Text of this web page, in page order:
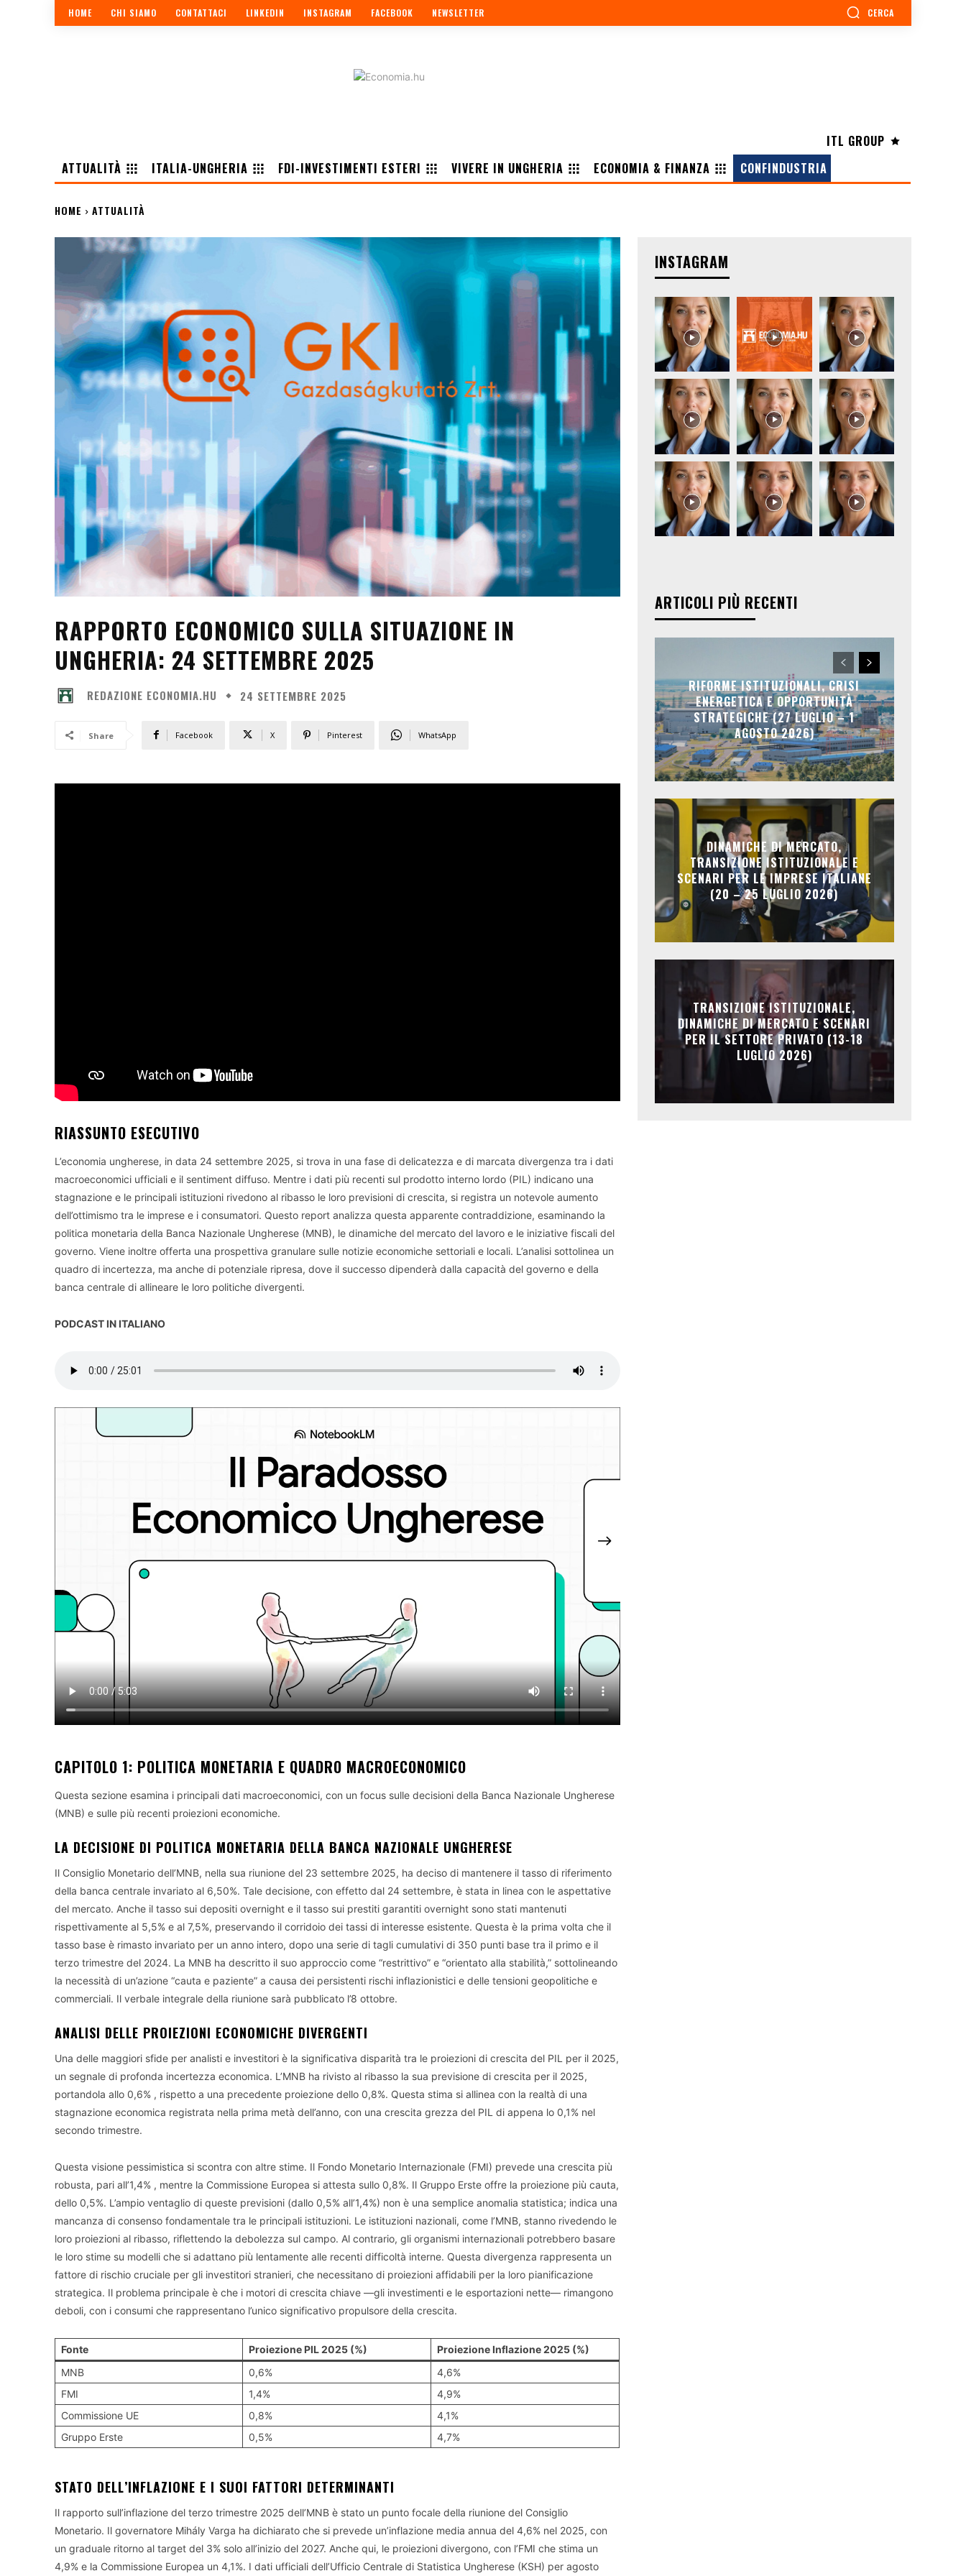
HOME CHI SIAMO CONTATTACI LINKEDIN INSTAGRAM FACEBOOK NEWSLETTER CERCA
ITL GROUP
ATTUALITÀ
ITALIA-UNGHERIA FDI-INVESTIMENTI ESTERI VIVERE IN UNGHERIA ECONOMIA & FINANZA CONFINDUSTRIA
HOME ATTUALITÀ
RAPPORTO ECONOMICO SULLA SITUAZIONE IN
UNGHERIA: 24 SETTEMBRE 2025
REDAZIONE ECONOMIA.HU 24 SETTEMBRE 2025
Share Facebook X Pinterest WhatsApp
RIASSUNTO ESECUTIVO
L’economia ungherese, in data 24 settembre 2025, si trova in una fase di delicatezza e di marcata divergenza tra i dati
macroeconomici ufficiali e il sentiment diffuso. Mentre i dati più recenti sul prodotto interno lordo (PIL) indicano una
stagnazione e le principali istituzioni rivedono al ribasso le loro previsioni di crescita, si registra un notevole aumento
dell’ottimismo tra le imprese e i consumatori. Questo report analizza questa apparente contraddizione, esaminando la
politica monetaria della Banca Nazionale Ungherese (MNB), le dinamiche del mercato del lavoro e le iniziative fiscali del
governo. Viene inoltre offerta una prospettiva granulare sulle notizie economiche settoriali e locali. L’analisi sottolinea un
quadro di incertezza, ma anche di potenziale ripresa, dove il successo dipenderà dalla capacità del governo e della
banca centrale di allineare le loro politiche divergenti.
PODCAST IN ITALIANO
CAPITOLO 1: POLITICA MONETARIA E QUADRO MACROECONOMICO
Questa sezione esamina i principali dati macroeconomici, con un focus sulle decisioni della Banca Nazionale Ungherese
(MNB) e sulle più recenti proiezioni economiche.
LA DECISIONE DI POLITICA MONETARIA DELLA BANCA NAZIONALE UNGHERESE
Il Consiglio Monetario dell’MNB, nella sua riunione del 23 settembre 2025, ha deciso di mantenere il tasso di riferimento
della banca centrale invariato al 6,50%. Tale decisione, con effetto dal 24 settembre, è stata in linea con le aspettative
del mercato. Anche il tasso sui depositi overnight e il tasso sui prestiti garantiti overnight sono stati mantenuti
rispettivamente al 5,5% e al 7,5%, preservando il corridoio dei tassi di interesse esistente. Questa è la prima volta che il
tasso base è rimasto invariato per un anno intero, dopo una serie di tagli cumulativi di 350 punti base tra il primo e il
terzo trimestre del 2024. La MNB ha descritto il suo approccio come “restrittivo” e “orientato alla stabilità,” sottolineando
la necessità di un’azione “cauta e paziente” a causa dei persistenti rischi inflazionistici e delle tensioni geopolitiche e
commerciali. Il verbale integrale della riunione sarà pubblicato l’8 ottobre.
ANALISI DELLE PROIEZIONI ECONOMICHE DIVERGENTI
Una delle maggiori sfide per analisti e investitori è la significativa disparità tra le proiezioni di crescita del PIL per il 2025,
un segnale di profonda incertezza economica. L’MNB ha rivisto al ribasso la sua previsione di crescita per il 2025,
portandola allo 0,6% , rispetto a una precedente proiezione dello 0,8%. Questa stima si allinea con la realtà di una
stagnazione economica registrata nella prima metà dell’anno, con una crescita grezza del PIL di appena lo 0,1% nel
secondo trimestre.
Questa visione pessimistica si scontra con altre stime. Il Fondo Monetario Internazionale (FMI) prevede una crescita più
robusta, pari all’1,4% , mentre la Commissione Europea si attesta sullo 0,8%. Il Gruppo Erste offre la proiezione più cauta,
dello 0,5%. L’ampio ventaglio di queste previsioni (dallo 0,5% all’1,4%) non è una semplice anomalia statistica; indica una
mancanza di consenso fondamentale tra le principali istituzioni. Le istituzioni nazionali, come l’MNB, stanno rivedendo le
loro proiezioni al ribasso, riflettendo la debolezza sul campo. Al contrario, gli organismi internazionali potrebbero basare
le loro stime su modelli che si adattano più lentamente alle recenti difficoltà interne. Questa divergenza rappresenta un
fattore di rischio cruciale per gli investitori stranieri, che necessitano di proiezioni affidabili per la loro pianificazione
strategica. Il problema principale è che i motori di crescita chiave —gli investimenti e le esportazioni nette— rimangono
deboli, con i consumi che rappresentano l’unico significativo propulsore della crescita.
Fonte Proiezione PIL 2025 (%)
Proiezione Inflazione 2025 (%)
MNB
0,6%
4,6%
FMI
1,4%
4,9%
Commissione UE
0,8%
4,1%
Gruppo Erste
0,5% 4,7%
STATO DELL’INFLAZIONE E I SUOI FATTORI DETERMINANTI
Il rapporto sull’inflazione del terzo trimestre 2025 dell’MNB è stato un punto focale della riunione del Consiglio
Monetario. Il governatore Mihály Varga ha dichiarato che si prevede un’inflazione media annua del 4,6% nel 2025, con
un graduale ritorno al target del 3% solo all’inizio del 2027. Anche qui, le proiezioni divergono, con l’FMI che stima un
4,9% e la Commissione Europea un 4,1%. I dati ufficiali dell’Ufficio Centrale di Statistica Ungherese (KSH) per agosto
INSTAGRAM
ARTICOLI PIÙ RECENTI
RIFORME ISTITUZIONALI, CRISI
ENERGETICA E OPPORTUNITÀ
STRATEGICHE (27 LUGLIO – 1
AGOSTO 2026)
DINAMICHE DI MERCATO,
TRANSIZIONE ISTITUZIONALE E
SCENARI PER LE IMPRESE ITALIANE
(20 – 25 LUGLIO 2026)
TRANSIZIONE ISTITUZIONALE,
DINAMICHE DI MERCATO E SCENARI
PER IL SETTORE PRIVATO (13-18
LUGLIO 2026)